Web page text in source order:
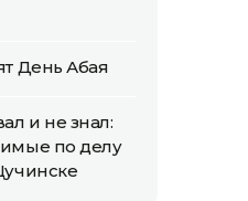
День Абая
и не знал:
по делу